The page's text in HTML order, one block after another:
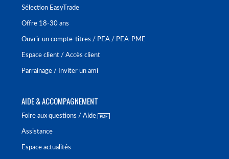
Sélection EasyTrade
Offre 18-30 ans
Ouvrir un compte-titres / PEA / PEA-PME
Espace client / Accès client
Parrainage / Inviter un ami
AIDE & ACCOMPAGNEMENT
Foire aux questions / Aide
Assistance
Espace actualités